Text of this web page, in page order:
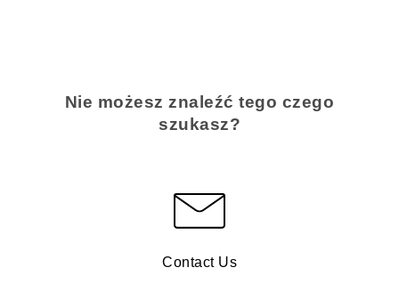
Nie możesz znaleźć tego czego
szukasz?
Contact Us